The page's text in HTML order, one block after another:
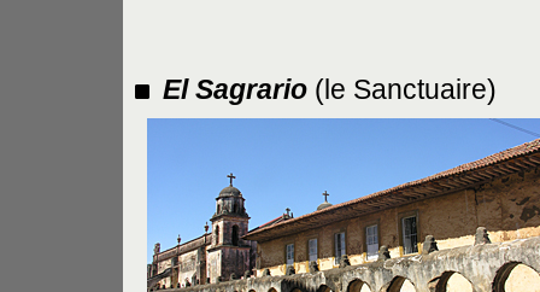
El Sagrario (le Sanctuaire)